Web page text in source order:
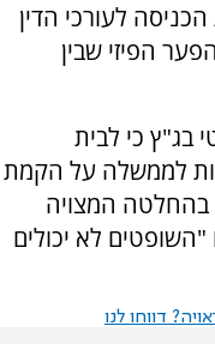
לעורכי הדין
הפיזי שבין
בג"ץ כי לבית
לממשלה על הקמת
בהחלטה המצויה
לא יכולים
דווחו לנו